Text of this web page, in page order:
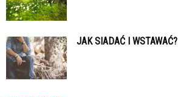
JAK SIADAĆ I WSTAWAĆ?